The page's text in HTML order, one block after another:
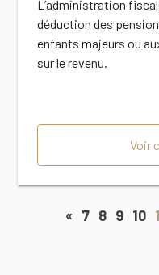
L’administration
déduction des
enfants majeurs ou
sur le revenu.
Voir
« 7 8 9 10